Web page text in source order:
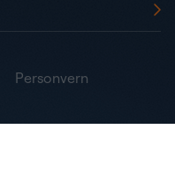
Personvern